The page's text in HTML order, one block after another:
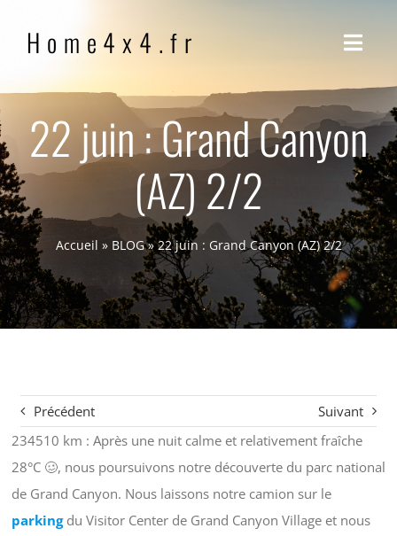
Home4x4.fr
à
ACCUEIL
NOTRE PHILOSOPHIE
BLOG
22 juin : Grand Canyon
(AZ) 2/2
Accueil » BLOG»22 juin : Grand Canyon (AZ) 2/2
Précédent
Suivant
234510 km : Après une nuit calme et relativement fraîche
28°C 🥴, nous poursuivons notre découverte du parc national
de Grand Canyon. Nous laissons notre camion sur le
parkingdu Visitor Center de Grand Canyon Village et nous